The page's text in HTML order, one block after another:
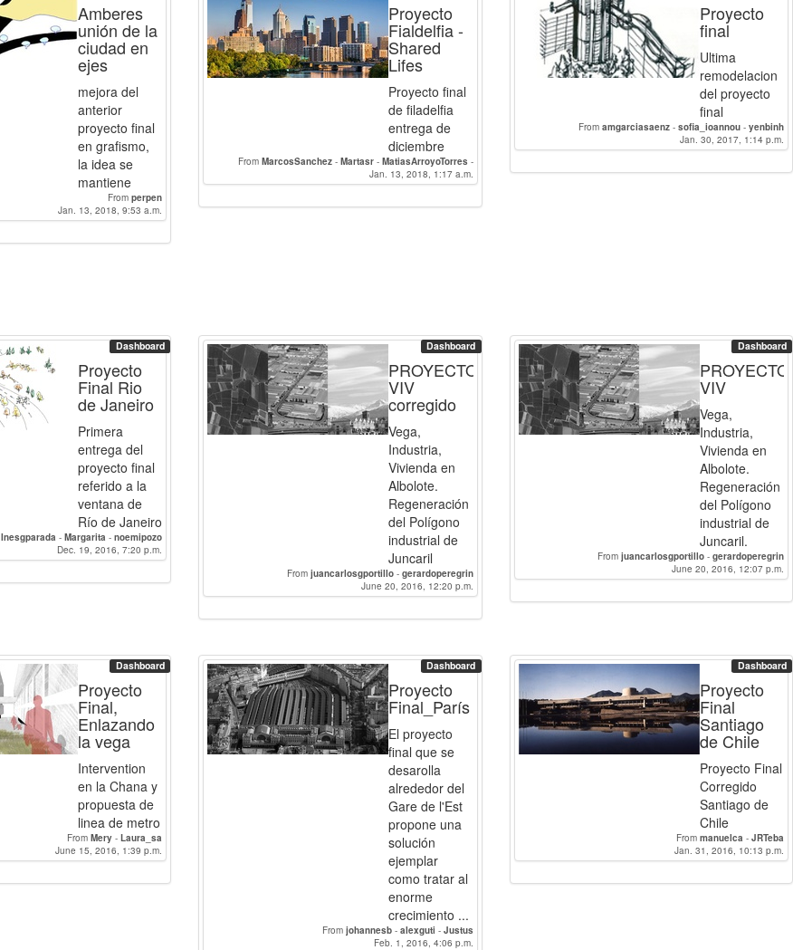
Amberes
unión de la
ciudad en
ejes
mejora del
anterior
proyecto final
en grafismo,
la idea se
mantiene
From perpen
Jan. 13, 2018, 9:53 a.m.
Proyecto
Fialdelfia -
Shared
Lifes
Proyecto final
de filadelfia
entrega de
diciembre
From MarcosSanchez- Martasr - MatiasArroyoTorres -
NereaNaranjo
Jan. 13, 2018, 1:17 a.m.
Proyecto
final
Ultima
remodelacion
del proyecto
final
From amgarciasaenz - sofia_ioannou - yenbinh
Jan. 30, 2017, 1:14 p.m.
Dashboard
Proyecto
Final Rio
de Janeiro
Primera
entrega del
proyecto final
referido a la
ventana de
Río de Janeiro
Inesgparada - Margarita - noemipozo
Dec. 19, 2016, 7:20 p.m.
Dashboard
PROYECTO
VIV
corregido
Vega,
Industria,
Vivienda en
Albolote.
Regeneración
del Polígono
industrial de
Juncaril
From juancarlosgportillo- gerardoperegrin
June 20, 2016, 12:20 p.m.
Dashboard
PROYECTO
VIV
Vega,
Industria,
Vivienda en
Albolote.
Regeneración
del Polígono
industrial de
Juncaril.
From juancarlosgportillo - gerardoperegrin
June 20, 2016, 12:07 p.m.
Dashboard
Proyecto
Final,
Enlazando
la vega
Intervention
en la Chana y
propuesta de
linea de metro
From Mery - Laura_sa
June 15, 2016, 1:39 p.m.
Dashboard
Proyecto
Final_París
El proyecto
final que se
desarolla
alrededor del
Gare de l'Est
propone una
solución
ejemplar
como tratar al
enorme
crecimiento ...
From johannesb- alexguti - Justus
Feb. 1, 2016, 4:06 p.m.
Dashboard
Proyecto
Final
Santiago
de Chile
Proyecto Final
Corregido
Santiago de
Chile
From manuelca - JRTeba
Jan. 31, 2016, 10:13 p.m.